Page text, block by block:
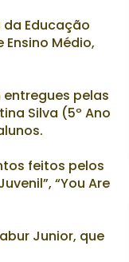
Educação
Médio,
pelas
Silva (5º Ano
feitos pelos
“You Are
Junior, que